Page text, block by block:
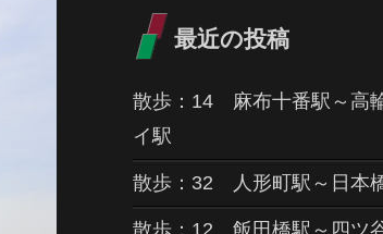
最近の投稿
散歩：14 麻布十番駅～高
イ駅
散歩：32 人形町駅～日本
散歩：12 飯田橋駅～四ツ